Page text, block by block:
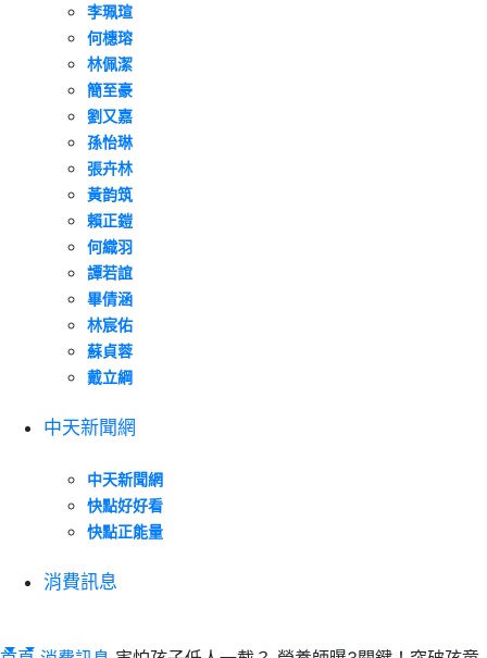
李珮瑄
何橞瑢
林佩潔
簡至豪
劉又嘉
孫怡琳
張卉林
黃韵筑
賴正鎧
何織羽
譚若誼
畢倩涵
林宸佑
蘇貞蓉
戴立綱
中天新聞網
中天新聞網
快點好好看
快點正能量
消費訊息